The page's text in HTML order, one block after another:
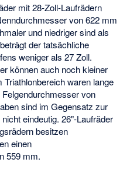
mit 28-Zoll-Laufrädern
von 622 mm
und niedriger sind als
der tatsächliche
weniger als 27 Zoll.
können auch noch kleiner
Triathlonbereich waren lange
von
sind im Gegensatz zur
eindeutig. 26"-Laufräder
besitzen
einen
559 mm.